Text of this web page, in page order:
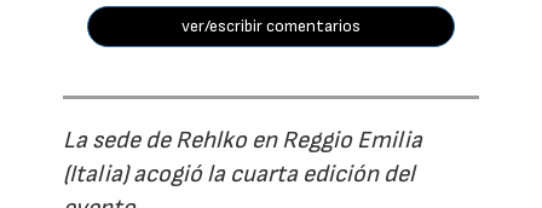
ver/escribir comentarios
La sede de Rehlko en Reggio Emilia
(Italia) acogió la cuarta edición del